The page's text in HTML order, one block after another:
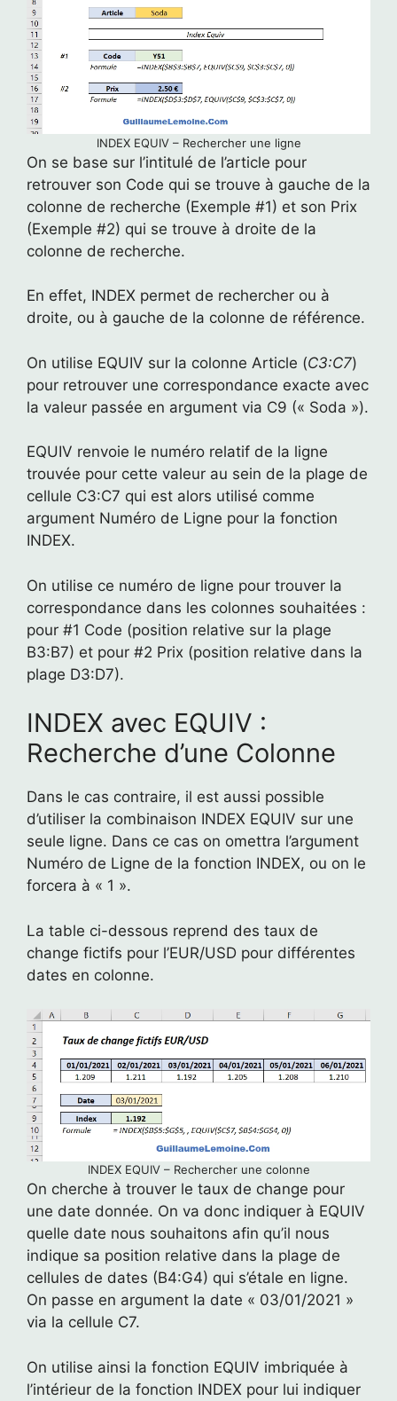
INDEX EQUIV – Rechercher une ligne
On se base sur l’intitulé de l’article pour
retrouver son Code qui se trouve à gauche de la
colonne de recherche (Exemple #1) et son Prix
(Exemple #2) qui se trouve à droite de la
colonne de recherche.
En effet, INDEX permet de rechercher ou à
droite, ou à gauche de la colonne de référence.
On utilise EQUIV sur la colonne Article (C3:C7)
pour retrouver une correspondance exacte avec
la valeur passée en argument via C9 (« Soda »).
EQUIV renvoie le numéro relatif de la ligne
trouvée pour cette valeur au sein de la plage de
cellule C3:C7 qui est alors utilisé comme
argument Numéro de Ligne pour la fonction
INDEX.
On utilise ce numéro de ligne pour trouver la
correspondance dans les colonnes souhaitées :
pour #1 Code (position relative sur la plage
B3:B7) et pour #2 Prix (position relative dans la
plage D3:D7).
INDEX avec EQUIV :
Recherche d’une Colonne
Dans le cas contraire, il est aussi possible
d’utiliser la combinaison INDEX EQUIV sur une
seule ligne. Dans ce cas on omettra l’argument
Numéro de Ligne de la fonction INDEX, ou on le
forcera à « 1 ».
La table ci-dessous reprend des taux de
change fictifs pour l’EUR/USD pour différentes
dates en colonne.
INDEX EQUIV – Rechercher une colonne
On cherche à trouver le taux de change pour
une date donnée. On va donc indiquer à EQUIV
quelle date nous souhaitons afin qu’il nous
indique sa position relative dans la plage de
cellules de dates (B4:G4) qui s’étale en ligne.
On passe en argument la date « 03/01/2021 »
via la cellule C7.
On utilise ainsi la fonction EQUIV imbriquée à
l’intérieur de la fonction INDEX pour lui indiquer